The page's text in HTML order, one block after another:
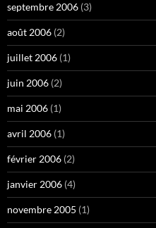
septembre 2006 (3)
août 2006 (2)
juillet 2006 (1)
juin 2006 (2)
mai 2006 (1)
avril 2006 (1)
février 2006 (2)
janvier 2006 (4)
novembre 2005 (1)